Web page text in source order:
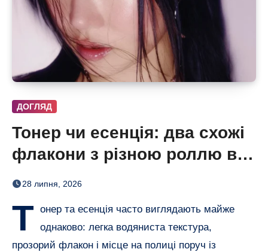
ДОГЛЯД
Тонер чи есенція: два схожі
флакони з різною роллю в
догляді
28 липня, 2026
Т онер та есенція часто виглядають майже
однаково: легка водяниста текстура,
прозорий флакон і місце на полиці поруч із